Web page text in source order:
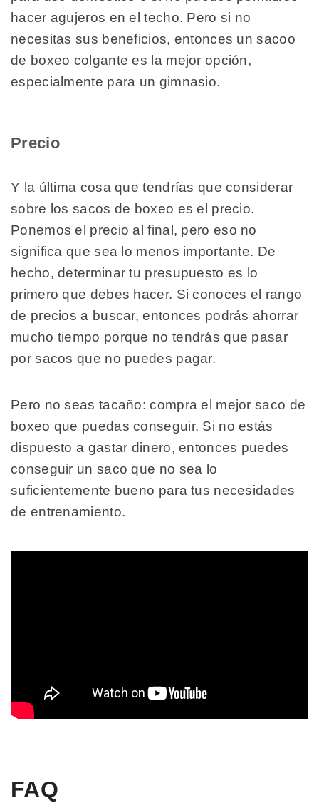
hacer agujeros en el techo. Pero si no
necesitas sus beneficios, entonces un sacoo
de boxeo colgante es la mejor opción,
especialmente para un gimnasio.
Precio
Y la última cosa que tendrías que considerar
sobre los sacos de boxeo es el precio.
Ponemos el precio al final, pero eso no
significa que sea lo menos importante. De
hecho, determinar tu presupuesto es lo
primero que debes hacer. Si conoces el rango
de precios a buscar, entonces podrás ahorrar
mucho tiempo porque no tendrás que pasar
por sacos que no puedes pagar.
Pero no seas tacaño: compra el mejor saco de
boxeo que puedas conseguir. Si no estás
dispuesto a gastar dinero, entonces puedes
conseguir un saco que no sea lo
suficientemente bueno para tus necesidades
de entrenamiento.
FAQ